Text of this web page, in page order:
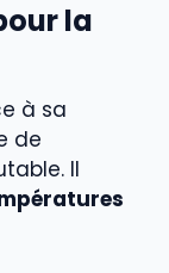
la
à sa
de
Il